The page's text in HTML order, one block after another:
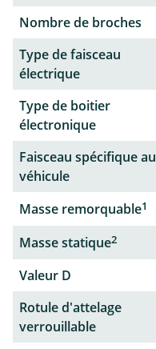
Nombre de broches
Type de faisceau
électrique
Type de boitier
électronique
Faisceau spécifique au
véhicule
Masse remorquable1
Masse statique2
Valeur D
Rotule d'attelage
verrouillable